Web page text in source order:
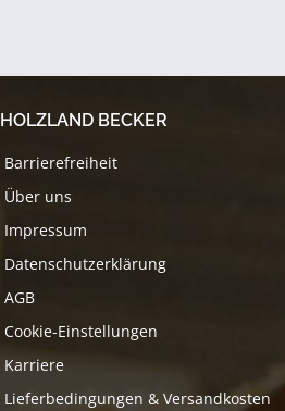
HOLZLAND BECKER
Barrierefreiheit
Über uns
Impressum
Datenschutzerklärung
AGB
Cookie-Einstellungen
Karriere
Lieferbedingungen & Versandkosten